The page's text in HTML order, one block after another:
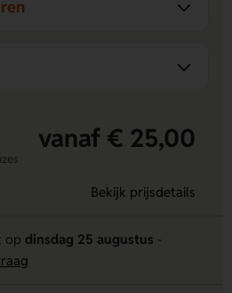
dat hun behoeften worden
duidelijke pictogrammen voor
vanaf € 25,00
Bekijk prijsdetails
op dinsdag 25 augustus